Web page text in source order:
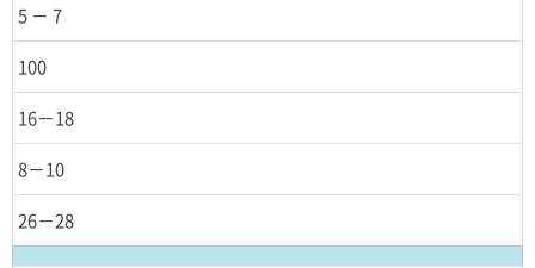
5 － 7
100
16－18
8－10
26－28